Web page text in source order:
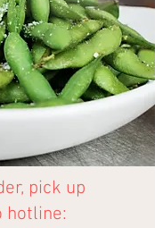
pick up
hotline: